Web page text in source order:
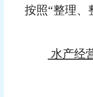
按照“整理、
水产
（